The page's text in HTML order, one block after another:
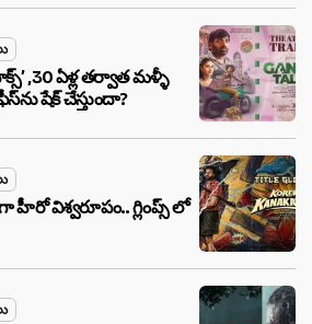
,30 ఏళ్ల తర్వాత మళ్ళీ
షేక్ చేస్తుందా?
హీరో విశ్వరూపం.. గ్లింప్స్ లో